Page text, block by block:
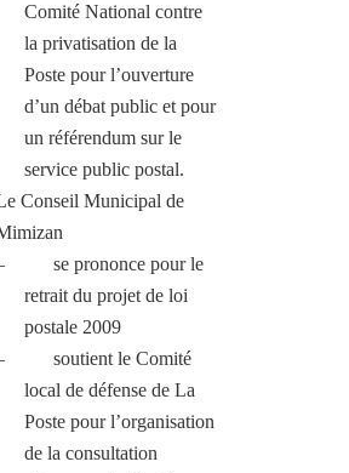
Comité National contre
la privatisation de la
Poste pour l’ouverture
d’un débat public et pour
un référendum sur le
service public postal.
Conseil Municipal de
se prononce pour le
retrait du projet de loi
postale 2009
soutient le Comité
local de défense de La
Poste pour l’organisation
de la consultation